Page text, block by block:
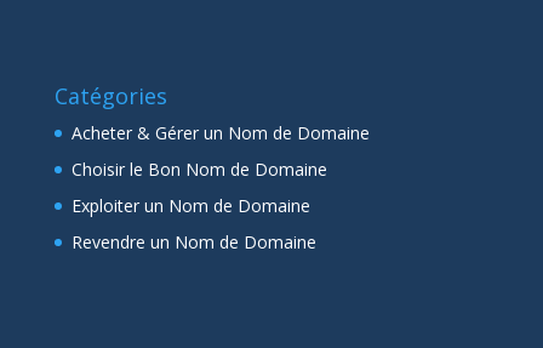
Catégories
Acheter & Gérer un Nom de Domaine
Choisir le Bon Nom de Domaine
Exploiter un Nom de Domaine
Revendre un Nom de Domaine